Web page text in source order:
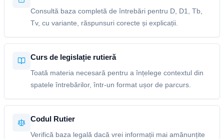
Consultă baza completă de întrebări pentru D, D1, Tb,
Tv, cu variante, răspunsuri corecte și explicații.
Curs de legislație rutieră
Toată materia necesară pentru a înțelege contextul din
spatele întrebărilor, într-un format ușor de parcurs.
Codul Rutier
Verifică baza legală dacă vrei informații mai amănunțite